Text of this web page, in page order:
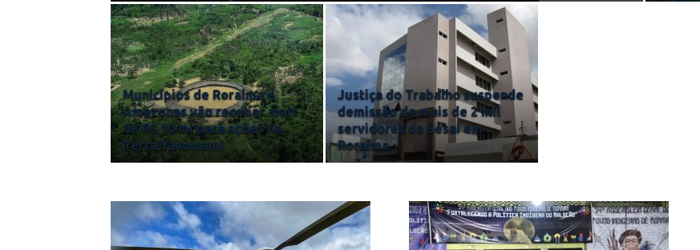
Municípios de Roraima e
Amazonas vão receber mais
de R$ 10 mi para ações na
Terra Yanomami
Justiça do Trabalho suspende
demissão de mais de 2 mil
servidores da Sesai em
Roraima